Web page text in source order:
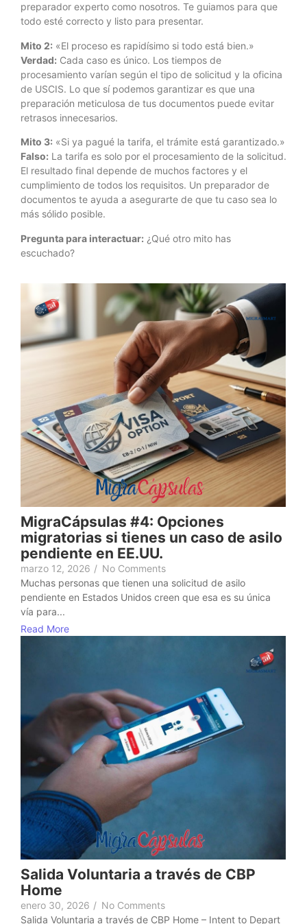
preparador experto como nosotros. Te guiamos para que
todo esté correcto y listo para presentar.
Mito 2: «El proceso es rapidísimo si todo está bien.»
Verdad: Cada caso es único. Los tiempos de
procesamiento varían según el tipo de solicitud y la oficina
de USCIS. Lo que sí podemos garantizar es que una
preparación meticulosa de tus documentos puede evitar
retrasos innecesarios.
Mito 3: «Si ya pagué la tarifa, el trámite está garantizado.»
Falso: La tarifa es solo por el procesamiento de la solicitud.
El resultado final depende de muchos factores y el
cumplimiento de todos los requisitos. Un preparador de
documentos te ayuda a asegurarte de que tu caso sea lo
más sólido posible.
Pregunta para interactuar: ¿Qué otro mito has
escuchado?
MigraCápsulas #4: Opciones
migratorias si tienes un caso de asilo
pendiente en EE.UU.
marzo 12, 2026 / No Comments
Muchas personas que tienen una solicitud de asilo
pendiente en Estados Unidos creen que esa es su única
vía para...
Read More
Salida Voluntaria a través de CBP
Home
enero 30, 2026 / No Comments
Salida Voluntaria a través de CBP Home – Intent to Depart